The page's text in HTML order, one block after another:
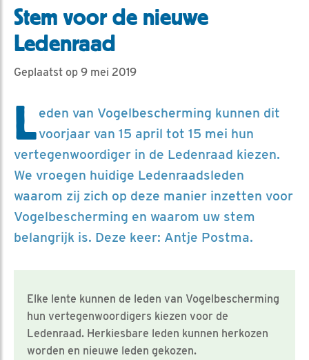
Stem voor de nieuwe
Ledenraad
Geplaatst op 9 mei 2019
Leden van Vogelbescherming kunnen dit
voorjaar van 15 april tot 15 mei hun
vertegenwoordiger in de Ledenraad kiezen.
We vroegen huidige Ledenraadsleden
waarom zij zich op deze manier inzetten voor
Vogelbescherming en waarom uw stem
belangrijk is. Deze keer: Antje Postma.
Elke lente kunnen de leden van Vogelbescherming
hun vertegenwoordigers kiezen voor de
Ledenraad. Herkiesbare leden kunnen herkozen
worden en nieuwe leden gekozen.